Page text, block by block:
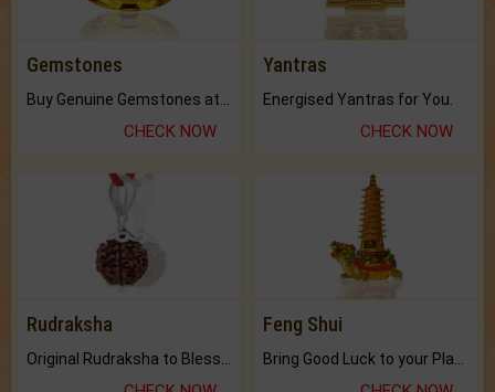
Gemstones
CHECK NOW
Yantras
Energised Yantras for You.
CHECK NOW
Rudraksha Feng Shui